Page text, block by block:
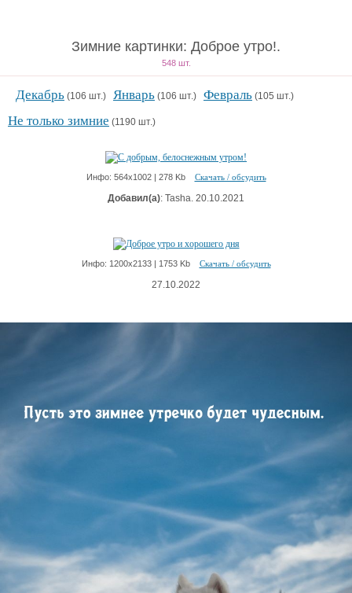
Зимние картинки: Доброе утро!.
548 шт.
Декабрь (106 шт.) Январь (106 шт.) Февраль (105 шт.)
Не только зимние (1190 шт.)
Инфо: 564х1002 | 278 Kb Скачать / обсудить
Добавил(а): Tasha. 20.10.2021
Инфо: 1200х2133 | 1753 Kb Скачать / обсудить
27.10.2022